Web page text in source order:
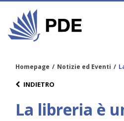
Homepage / Notizie ed Eventi /
INDIETRO
La libreria è